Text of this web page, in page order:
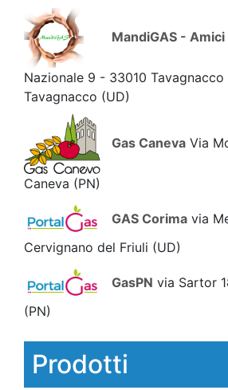
MandiGAS - Amici
Nazionale 9 - 33010 Tavagnacco
Tavagnacco (UD)
Gas Caneva Via
Caneva (PN)
GAS Corima via
Cervignano del Friuli (UD)
GasPN via Sartor
(PN)
Prodotti